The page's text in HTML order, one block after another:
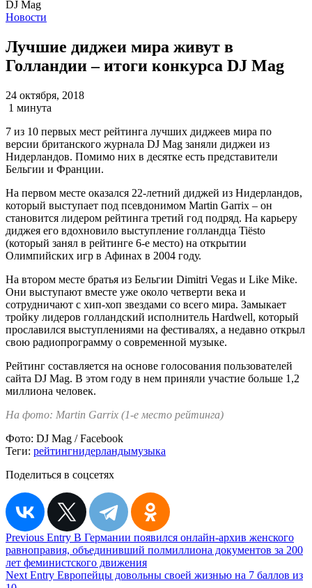
Новости
Лучшие диджеи мира живут в
Голландии – итоги конкурса DJ Mag
24 октября, 2018
1 минута
7 из 10 первых мест рейтинга лучших диджеев мира по
версии британского журнала DJ Mag заняли диджеи из
Нидерландов. Помимо них в десятке есть представители
Бельгии и Франции.
На первом месте оказался 22-летний диджей из Нидерландов,
который выступает под псевдонимом Martin Garrix – он
становится лидером рейтинга третий год подряд. На карьеру
диджея его вдохновило выступление голландца Tiësto
(который занял в рейтинге 6-е место) на открытии
Олимпийских игр в Афинах в 2004 году.
На втором месте братья из Бельгии Dimitri Vegas и Like Mike.
Они выступают вместе уже около четверти века и
сотрудничают с хип-хоп звездами со всего мира. Замыкает
тройку лидеров голландский исполнитель Hardwell, который
прославился выступлениями на фестивалях, а недавно открыл
свою радиопрограмму о современной музыке.
Рейтинг составляется на основе голосования пользователей
сайта DJ Mag. В этом году в нем приняли участие больше 1,2
миллиона человек.
На фото: Martin Garrix (1-е место рейтинга)
Фото: DJ Mag / Facebook
Теги: рейтингнидерландымузыка
Поделиться в соцсетях
Навигация
по
записям
Previous Entry В Германии появился онлайн-архив женского
равноправия, объединивший полмиллиона документов за 200
лет феминистского движения
Next Entry Европейцы довольны своей жизнью на 7 баллов из